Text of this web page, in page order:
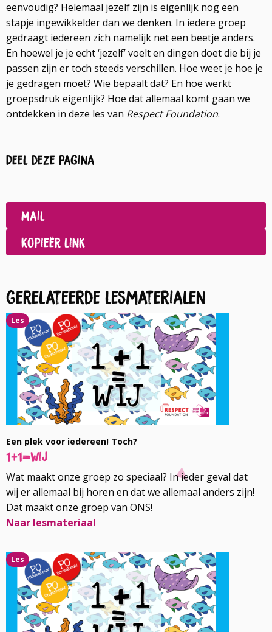
eenvoudig? Helemaal jezelf zijn is eigenlijk nog een
stapje ingewikkelder dan we denken. In iedere groep
gedraagt iedereen zich namelijk net een beetje anders.
En hoewel je je echt ‘jezelf’ voelt en dingen doet die bij je
passen zijn er toch steeds verschillen. Hoe weet je hoe je
je gedragen moet? Wie bepaalt dat? En hoe werkt
groepsdruk eigenlijk? Hoe dat allemaal komt gaan we
ontdekken in deze les van Respect Foundation.
Deel deze pagina
Facebook
LinkedIn
Mail
Kopieër link
Gerelateerde lesmaterialen
Les
Een plek voor iedereen! Toch?
1+1=wij
Wat maakt onze groep zo speciaal? In ieder geval dat
wij er allemaal bij horen en dat we allemaal anders zijn!
Dat maakt onze groep van ONS!
Naar lesmateriaal
meer
over
Les